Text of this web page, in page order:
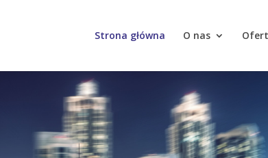
Strona główna O nas